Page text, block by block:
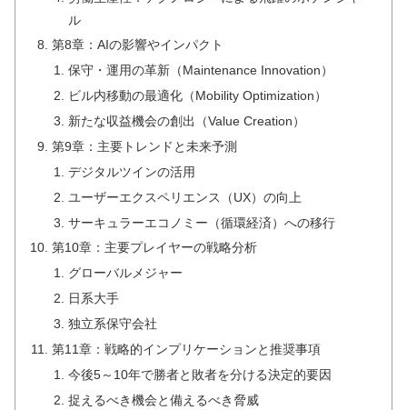
ル
第8章：AIの影響やインパクト
保守・運用の革新（Maintenance Innovation）
ビル内移動の最適化（Mobility Optimization）
新たな収益機会の創出（Value Creation）
第9章：主要トレンドと未来予測
デジタルツインの活用
ユーザーエクスペリエンス（UX）の向上
サーキュラーエコノミー（循環経済）への移行
第10章：主要プレイヤーの戦略分析
グローバルメジャー
日系大手
独立系保守会社
第11章：戦略的インプリケーションと推奨事項
今後5～10年で勝者と敗者を分ける決定的要因
捉えるべき機会と備えるべき脅威